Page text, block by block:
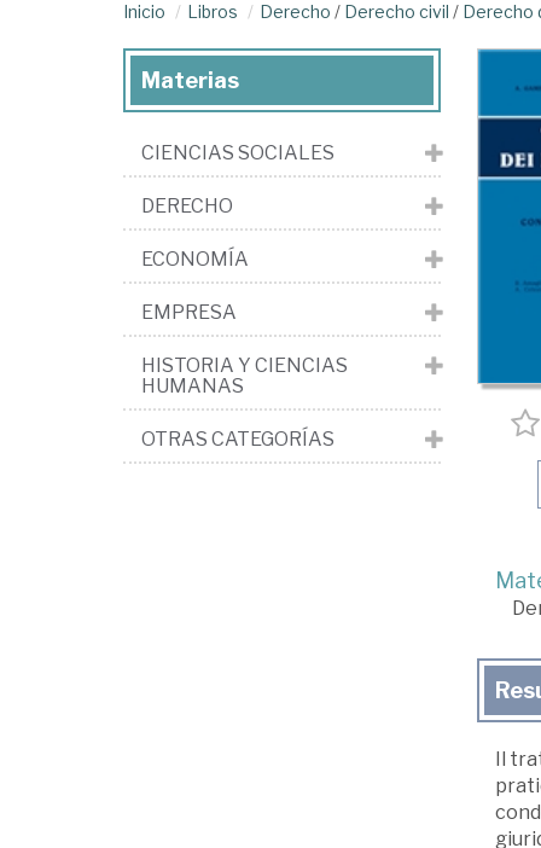
Inicio Libros Derecho / Derecho civil / Derecho
Il
Materias
CIENCIAS SOCIALES
DERECHO
ECONOMÍA
EMPRESA
HISTORIA Y CIENCIAS
HUMANAS
OTRAS CATEGORÍAS